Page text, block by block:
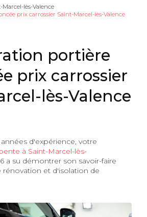
Marcel-lès-Valence
prix carrossier Saint-Marcel-lès-Valence
portière
prix carrossier
lès-Valence
d'expérience, votre
à Saint-Marcel-lès-
a su démontrer son savoir-faire
et d'isolation de